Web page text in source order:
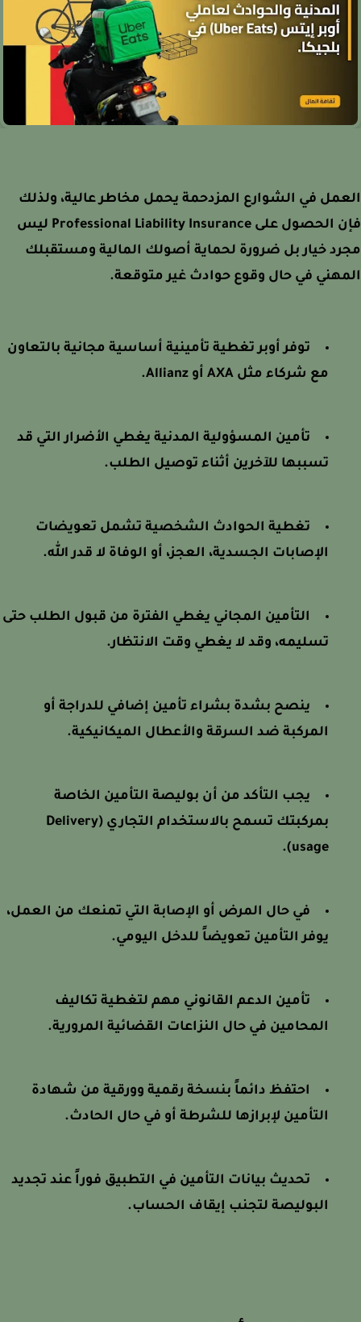
في الشوارع المزدحمة يحمل مخاطر عالية، ولذلك
فإن الحصول على Professional Liability Insurance ليس
خيار بل ضرورة لحماية أصولك المالية ومستقبلك
في حال وقوع حوادث غير متوقعة.
توفر أوبر تغطية تأمينية أساسية مجانية بالتعاون
مع شركاء مثل AXA أو Allianz.
تأمين المسؤولية المدنية يغطي الأضرار التي قد
تسببها للآخرين أثناء توصيل الطلب.
تغطية الحوادث الشخصية تشمل تعويضات
الإصابات الجسدية، العجز، أو الوفاة لا قدر الله.
التأمين المجاني يغطي الفترة من قبول الطلب حتى
تسليمه، وقد لا يغطي وقت الانتظار.
ينصح بشدة بشراء تأمين إضافي للدراجة أو
المركبة ضد السرقة والأعطال الميكانيكية.
يجب التأكد من أن بوليصة التأمين الخاصة
بمركبتك تسمح بالاستخدام التجاري (Delivery
usage).
في حال المرض أو الإصابة التي تمنعك من العمل،
يوفر التأمين تعويضاً للدخل اليومي.
تأمين الدعم القانوني مهم لتغطية تكاليف
المحامين في حال النزاعات القضائية المرورية.
احتفظ دائماً بنسخة رقمية وورقية من شهادة
التأمين لإبرازها للشرطة أو في حال الحادث.
تحديث بيانات التأمين في التطبيق فوراً عند تجديد
البوليصة لتجنب إيقاف الحساب.